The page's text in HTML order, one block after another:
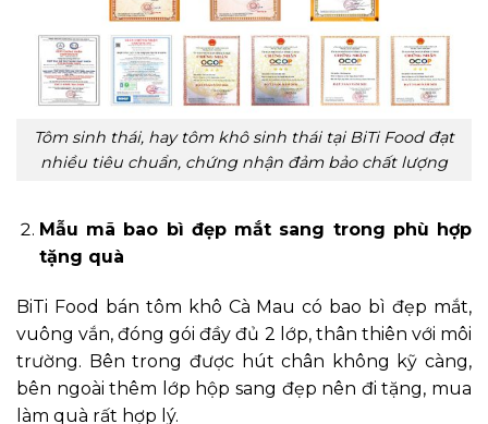
Tôm sinh thái, hay tôm khô sinh thái tại BiTi Food đạt
nhiều tiêu chuẩn, chứng nhận đảm bảo chất lượng
Mẫu mã bao bì đẹp mắt sang trong phù hợp
tặng quà
BiTi Food bán tôm khô Cà Mau có bao bì đẹp mắt,
vuông vắn, đóng gói đầy đủ 2 lớp, thân thiên với môi
trường. Bên trong được hút chân không kỹ càng,
bên ngoài thêm lớp hộp sang đẹp nên đi tặng, mua
làm quà rất hợp lý.